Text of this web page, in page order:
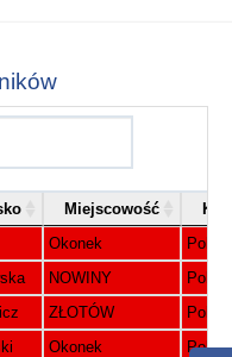
Miejscowość
Kraj
Okonek
NOWINY
ZŁOTÓW
Okonek